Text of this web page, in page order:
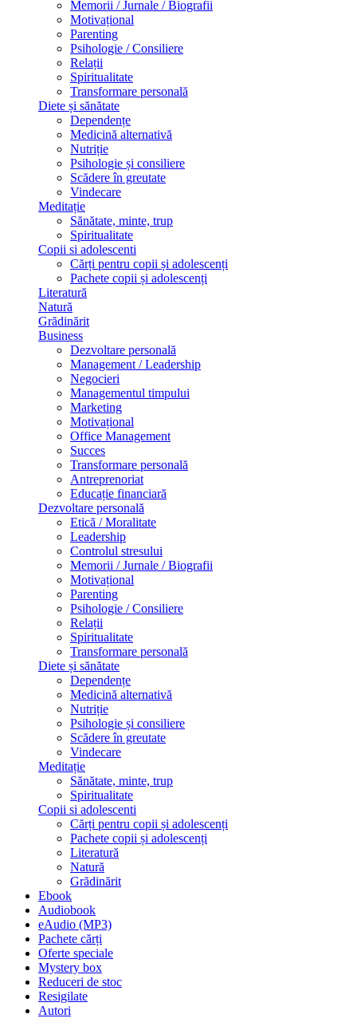
Memorii / Jurnale / Biografii
Motivațional
Parenting
Psihologie / Consiliere
Relații
Spiritualitate
Transformare personală
Diete și sănătate
Dependențe
Medicină alternativă
Nutriție
Psihologie și consiliere
Scădere în greutate
Vindecare
Meditație
Sănătate, minte, trup
Spiritualitate
Copii si adolescenti
Cărți pentru copii și adolescenți
Pachete copii și adolescenți
Literatură
Natură
Grădinărit
Business
Dezvoltare personală
Management / Leadership
Negocieri
Managementul timpului
Marketing
Motivațional
Office Management
Succes
Transformare personală
Antreprenoriat
Educație financiară
Dezvoltare personală
Etică / Moralitate
Leadership
Controlul stresului
Memorii / Jurnale / Biografii
Motivațional
Parenting
Psihologie / Consiliere
Relații
Spiritualitate
Transformare personală
Diete și sănătate
Dependențe
Medicină alternativă
Nutriție
Psihologie și consiliere
Scădere în greutate
Vindecare
Meditație
Sănătate, minte, trup
Spiritualitate
Copii si adolescenti
Cărți pentru copii și adolescenți
Pachete copii și adolescenți
Literatură
Natură
Grădinărit
Ebook
Audiobook
eAudio (MP3)
Pachete cărți
Oferte speciale
Mystery box
Reduceri de stoc
Resigilate
Autori